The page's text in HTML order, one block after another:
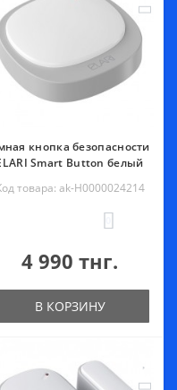
кнопка безопасности
Smart Button белый
товара: ak-Н0000024214
4 990 тнг.
В КОРЗИНУ